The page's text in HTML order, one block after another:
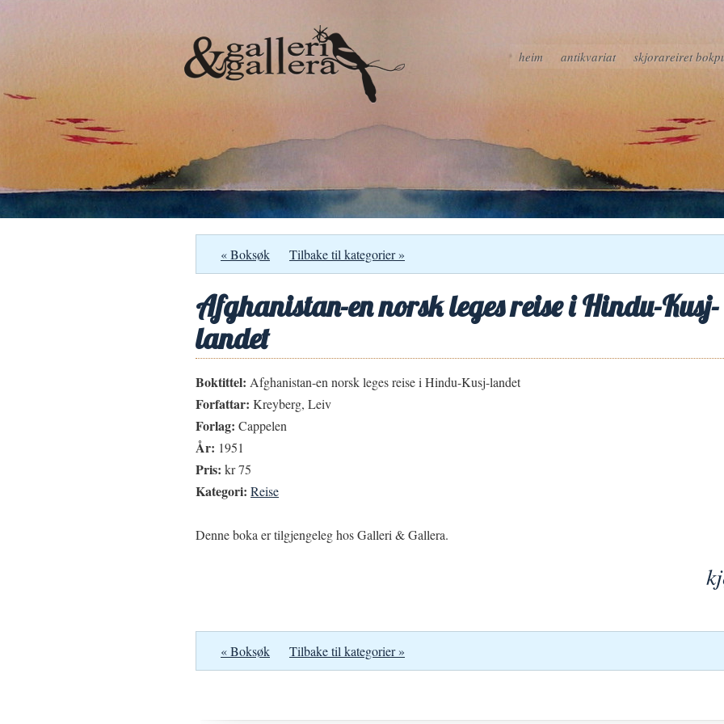
heim antikvariat skjorareiret
« Boksøk Tilbake til kategorier »
Afghanistan-en norsk leges reise i Hindu-Kusj-
landet
Boktittel: Afghanistan-en norsk leges reise i Hindu-Kusj-landet
Forfattar: Kreyberg, Leiv
Forlag: Cappelen
År: 1951
Pris: kr 75
Kategori: Reise
Denne boka er tilgjengeleg hos Galleri & Gallera.
« Boksøk Tilbake til kategorier »